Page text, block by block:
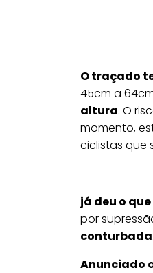
O traçado
45cm a
altura. O
momento,
ciclistas que
já deu o
por
conturbada
Anunciado